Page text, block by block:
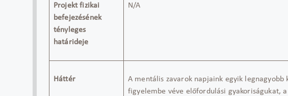
Projekt fizikai
befejezésének
tényleges
határideje
N/A
Háttér A mentális zavarok napjaink egyik legnagyobb
figyelembe véve előfordulási gyakoriságukat, a